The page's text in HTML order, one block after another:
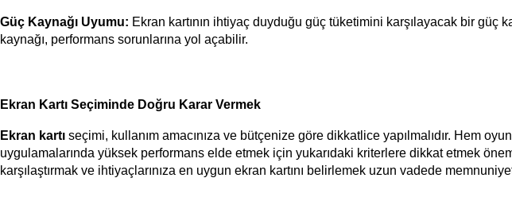
Güç Kaynağı Uyumu: Ekran kartının ihtiyaç duyduğu güç tüketimini karşılayacak bir güç
kaynağı, performans sorunlarına yol açabilir.
Ekran Kartı Seçiminde Doğru Karar Vermek
Ekran kartı seçimi, kullanım amacınıza ve bütçenize göre dikkatlice yapılmalıdır. Hem
uygulamalarında yüksek performans elde etmek için yukarıdaki kriterlere dikkat etmek
karşılaştırmak ve ihtiyaçlarınıza en uygun ekran kartını belirlemek uzun vadede